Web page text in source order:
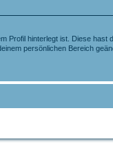
Profil hinterlegt ist. Diese hast
persönlichen Bereich